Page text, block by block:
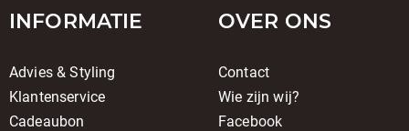
INFORMATIE
Advies & Styling
Klantenservice
Cadeaubon
OVER ONS
Contact
Wie zijn wij?
Facebook